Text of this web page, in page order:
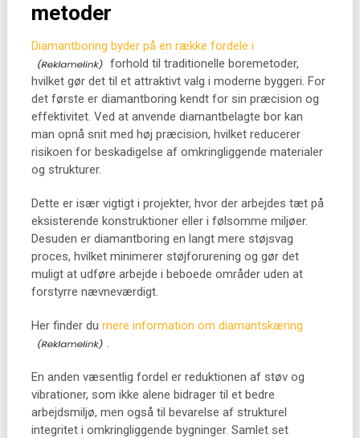
metoder
Diamantboring byder på en række fordele i
forhold til traditionelle boremetoder,
hvilket gør det til et attraktivt valg i moderne byggeri. For
det første er diamantboring kendt for sin præcision og
effektivitet. Ved at anvende diamantbelagte bor kan
man opnå snit med høj præcision, hvilket reducerer
risikoen for beskadigelse af omkringliggende materialer
og strukturer.
Dette er især vigtigt i projekter, hvor der arbejdes tæt på
eksisterende konstruktioner eller i følsomme miljøer.
Desuden er diamantboring en langt mere støjsvag
proces, hvilket minimerer støjforurening og gør det
muligt at udføre arbejde i beboede områder uden at
forstyrre nævneværdigt.
Her finder du mere information om diamantskæring
.
En anden væsentlig fordel er reduktionen af støv og
vibrationer, som ikke alene bidrager til et bedre
arbejdsmiljø, men også til bevarelse af strukturel
integritet i omkringliggende bygninger. Samlet set